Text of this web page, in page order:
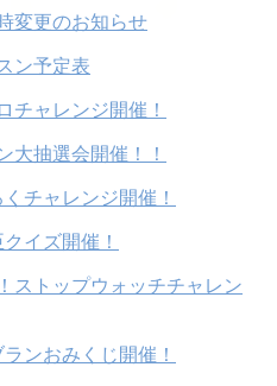
変更のお知らせ
ン予定表
チャレンジ開催！
大抽選会開催！！
チャレンジ開催！
イズ開催！
ストップウォッチチャレン
ンおみくじ開催！